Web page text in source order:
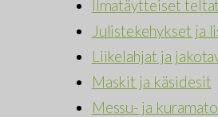
Ilmatäytteiset teltat
Julistekehykset ja
Liikelahjat ja
Maskit ja käsidesit
Messu- ja